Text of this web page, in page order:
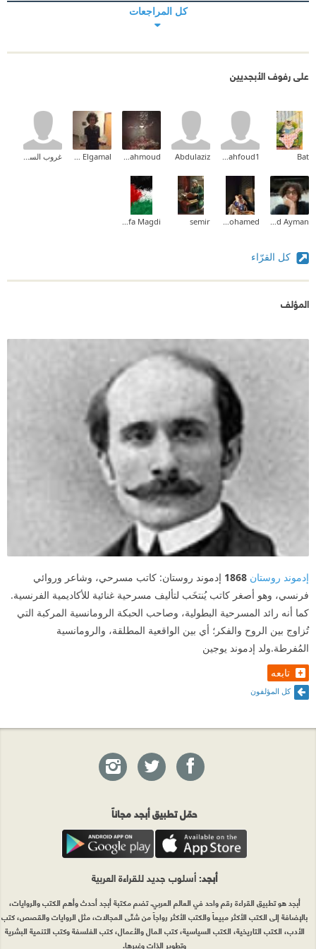
كل المراجعات
على رفوف الأبجديين
Bat
Abdulaziz
semir
كل القرّاء
المؤلف
إدموند روستان 1868 إدموند روستان: كاتب مسرحي، وشاعر وروائي
فرنسي، وهو أصغر كاتب يُنتخَب لتأليف مسرحية غنائية للأكاديمية الفرنسية.
كما أنه رائد المسرحية البطولية، وصاحب الحبكة الرومانسية المركبة التي
تُزاوج بين الروح والفكر؛ أي بين الواقعية المطلقة، والرومانسية
المُفرطة.ولد إدموند يوجين
تابعه
كل المؤلفون
حمّل تطبيق أبجد مجاناً
أبجد: أسلوب جديد للقراءة العربية
أبجد هو تطبيق القراءة رقم واحد في العالم العربي. تضم مكتبة أبجد أحدث وأهم الكتب والروايات،
بالإضافة إلى الكتب الأكثر مبيعاً والكتب الأكثر رواجاً من شتّى المجالات، مثل الروايات والقصص، كتب
الأدب، الكتب التاريخية، الكتب السياسية، كتب المال والأعمال، كتب الفلسفة وكتب التنمية البشرية
وتطوير الذات وغيرها.